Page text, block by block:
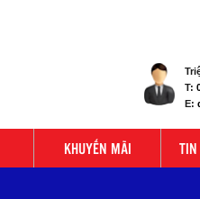
T:
E:
KHUYẾN MÃI